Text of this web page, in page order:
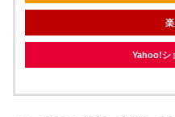
Yahoo!シ